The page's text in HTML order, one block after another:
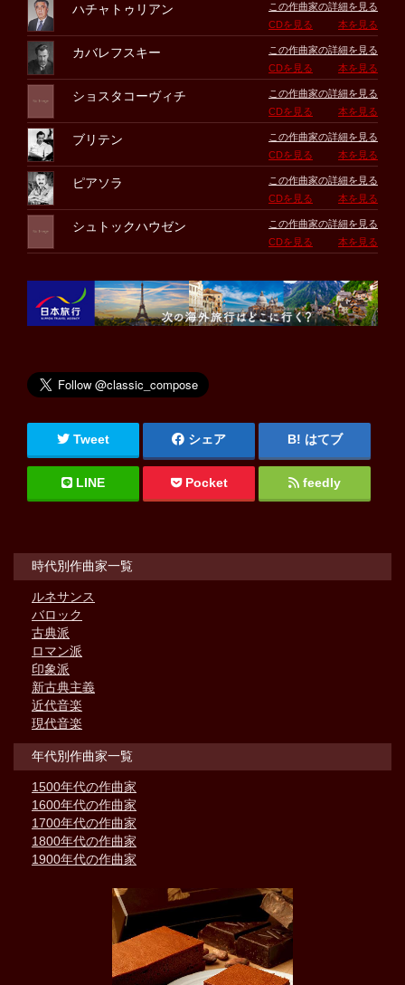
ハチャトゥリアン
この作曲家の詳細を見る
CDを見る
本を見る
カバレフスキー
この作曲家の詳細を見る
CDを見る
本を見る
ショスタコーヴィチ
この作曲家の詳細を見る
CDを見る
本を見る
ブリテン
この作曲家の詳細を見る
CDを見る
本を見る
ピアソラ
この作曲家の詳細を見る
CDを見る
本を見る
シュトックハウゼン
この作曲家の詳細を見る
CDを見る
本を見る
Tweet シェア はてブ
LINE Pocket feedly
時代別作曲家一覧
ルネサンス
バロック
古典派
ロマン派
印象派
新古典主義
近代音楽
現代音楽
年代別作曲家一覧
1500年代の作曲家
1600年代の作曲家
1700年代の作曲家
1800年代の作曲家
1900年代の作曲家